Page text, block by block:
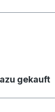
gekauft